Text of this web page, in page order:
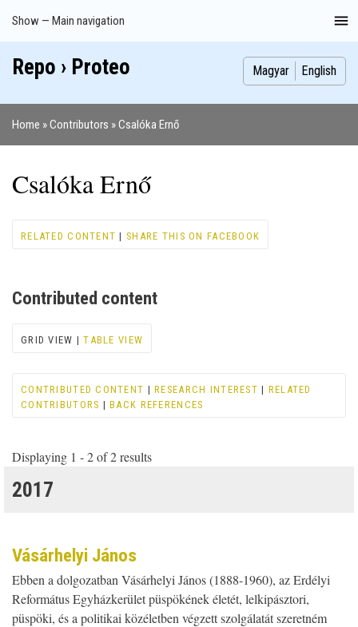
Main
navigation
Show — Main navigation
Index
Publications
Theses
Images
Contributors
Repo › Proteo Magyar English
Home Contributors Csalóka Ernő
Csalóka Ernő
RELATED CONTENT | SHARE THIS ON FACEBOOK
Contributed content
GRID VIEW |TABLE VIEW
CONTRIBUTED CONTENT |RESEARCH INTEREST | RELATED
CONTRIBUTORS |BACK REFERENCES
Displaying 1 - 2 of 2 results
2017
Vásárhelyi János
Ebben a dolgozatban Vásárhelyi János (1888-1960), az Erdélyi
Református Egyházkerület püspökének életét, lelkipásztori,
püspöki, és a politikai közéletben végzett szolgálatát szeretném